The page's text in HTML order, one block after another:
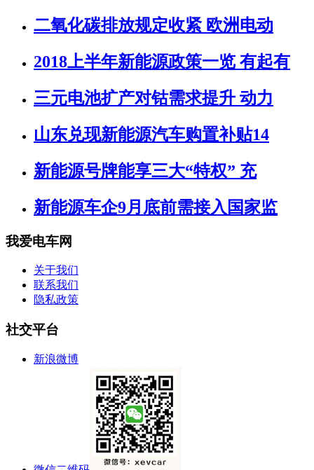
二氧化碳排放规定收紧 欧洲电动
2018上半年新能源政策一览 有起有
三元电池扩产对钴需求提升 动力
山东兑现新能源汽车购置补贴14
新能源号牌能享三大“特权” 充
新能源车企9月底前需接入国家监
我爱电车网
关于我们
联系我们
隐私政策
社交平台
新浪微博